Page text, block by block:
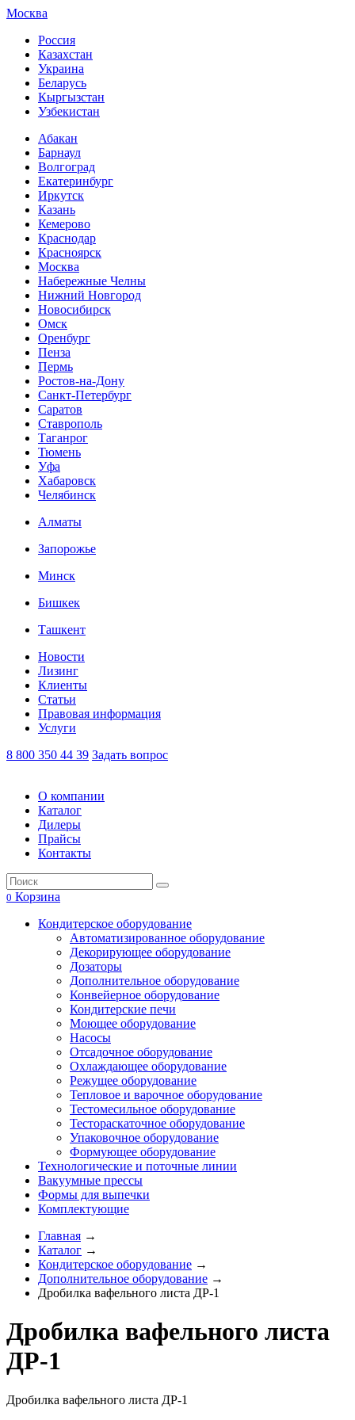
Москва
Россия
Казахстан
Украина
Беларусь
Кыргызстан
Узбекистан
Абакан
Барнаул
Волгоград
Екатеринбург
Иркутск
Казань
Кемерово
Краснодар
Красноярск
Москва
Набережные Челны
Нижний Новгород
Новосибирск
Омск
Оренбург
Пенза
Пермь
Ростов-на-Дону
Санкт-Петербург
Саратов
Ставрополь
Таганрог
Тюмень
Уфа
Хабаровск
Челябинск
Алматы
Запорожье
Минск
Бишкек
Ташкент
Новости
Лизинг
Клиенты
Статьи
Правовая информация
Услуги
8 800 350 44 39 Задать вопрос
О компании
Каталог
Дилеры
Прайсы
Контакты
0 Корзина
Кондитерское оборудование
Автоматизированное оборудование
Декорирующее оборудование
Дозаторы
Дополнительное оборудование
Конвейерное оборудование
Кондитерские печи
Моющее оборудование
Насосы
Отсадочное оборудование
Охлаждающее оборудование
Режущее оборудование
Тепловое и варочное оборудование
Тестомесильное оборудование
Тестораскаточное оборудование
Упаковочное оборудование
Формующее оборудование
Технологические и поточные линии
Вакуумные прессы
Формы для выпечки
Комплектующие
Главная →
Каталог →
Кондитерское оборудование →
Дополнительное оборудование →
Дробилка вафельного листа ДР-1
Дробилка вафельного листа
ДР-1
Дробилка вафельного листа ДР-1